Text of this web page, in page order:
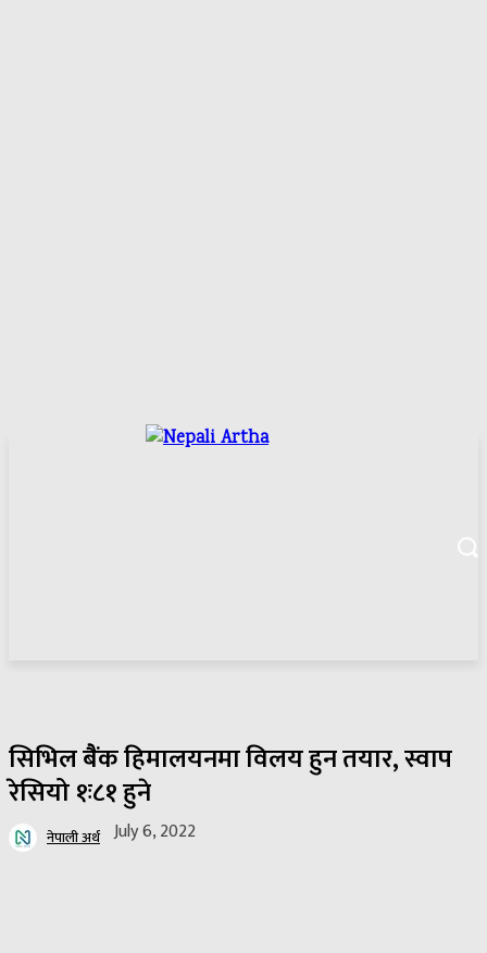
सिभिल बैैंक हिमालयनमा विलय हुन तयार, स्वाप
रेसियो १ः८१ हुने
नेपाली अर्थ July 6, 2022